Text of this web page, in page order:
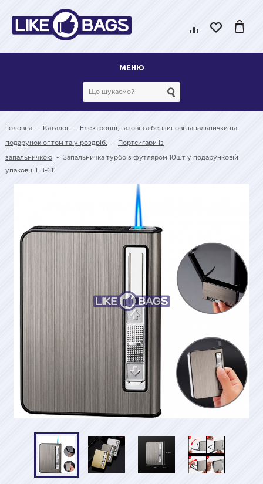
МЕНЮ
Головна - Каталог - Електронні, газові та бензинові запальнички на
подарунок оптом та у роздріб. - Портсигари із
запальничкою - Запальничка турбо з футляром 10шт у подарунковій
упаковці LB-611